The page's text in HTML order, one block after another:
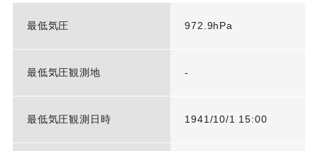
最低気圧 972.9hPa
最低気圧観測地 -
最低気圧観測日時 1941/10/1 15:00